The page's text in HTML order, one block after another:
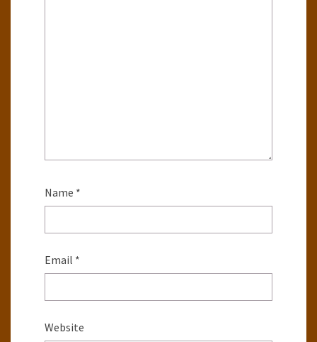
Name *
Email *
Website